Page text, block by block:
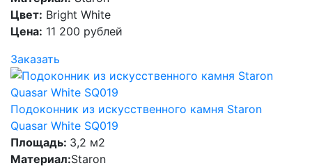
Цвет: Bright White
Цена: 11 200 рублей
Заказать
Подоконник из искусственного камня Staron
Quasar White SQ019
Площадь: 3,2 м2
Материал:Staron